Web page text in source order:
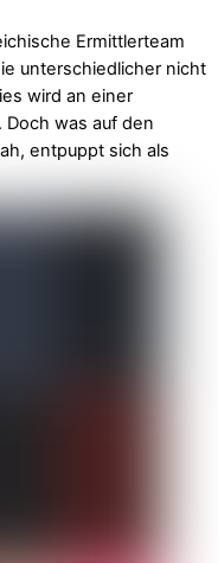
Ermittlerteam
unterschiedlicher nicht
wird an einer
was auf den
entpuppt sich als